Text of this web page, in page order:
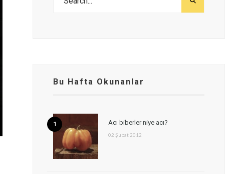
Bu Hafta Okunanlar
Acı biberler niye acı?
02 Şubat 2012